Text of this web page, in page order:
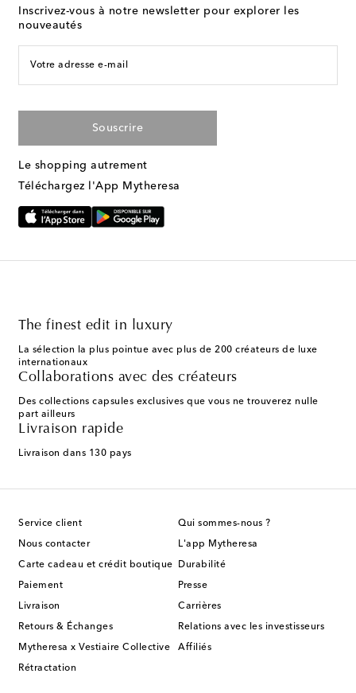
Inscrivez-vous à notre newsletter pour explorer les
nouveautés
Votre adresse e-mail
Souscrire
Le shopping autrement
Téléchargez l'App Mytheresa
The finest edit in luxury
La sélection la plus pointue avec plus de 200 créateurs de luxe
internationaux
Collaborations avec des créateurs
Des collections capsules exclusives que vous ne trouverez nulle
part ailleurs
Livraison rapide
Livraison dans 130 pays
Service client
Nous contacter
Carte cadeau et crédit boutique
Paiement
Livraison
Retours & Échanges
Mytheresa x Vestiaire Collective
Rétractation
Qui sommes-nous ?
L'app Mytheresa
Durabilité
Presse
Carrières
Relations avec les investisseurs
Affiliés